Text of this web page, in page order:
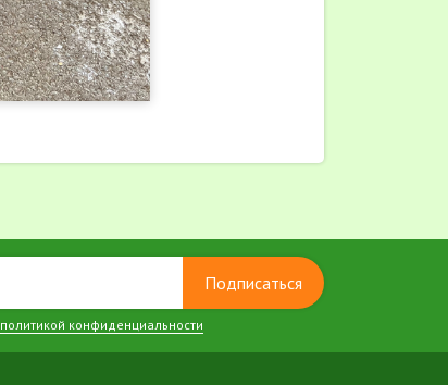
Подписаться
политикой конфиденциальности